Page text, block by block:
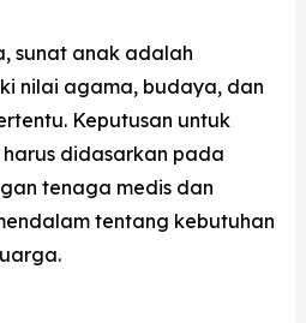
sunat anak adalah
nilai agama, budaya, dan
Keputusan untuk
didasarkan pada
tenaga medis dan
tentang kebutuhan